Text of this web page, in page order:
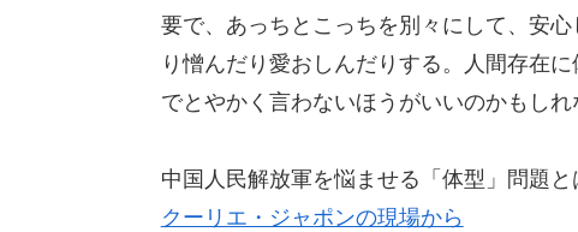
要で、あっちとこっちを別々にして、安
り憎んだり愛おしんだりする。人間存在
でとやかく言わないほうがいいのかもしれ
中国人民解放軍を悩ませる「体型」問題と
クーリエ・ジャポンの現場から